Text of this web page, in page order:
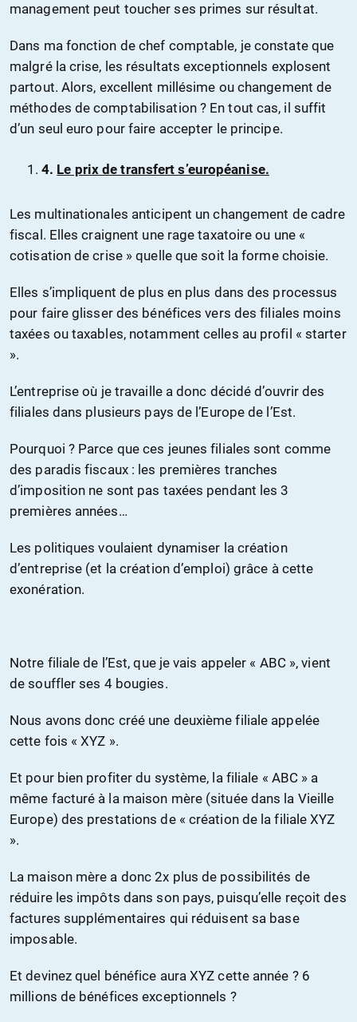
management peut toucher ses primes sur résultat.
Dans ma fonction de chef comptable, je constate que
malgré la crise, les résultats exceptionnels explosent
partout. Alors, excellent millésime ou changement de
méthodes de comptabilisation ? En tout cas, il suffit
d’un seul euro pour faire accepter le principe.
4. Le prix de transfert s’européanise.
Les multinationales anticipent un changement de cadre
fiscal. Elles craignent une rage taxatoire ou une «
cotisation de crise » quelle que soit la forme choisie.
Elles s’impliquent de plus en plus dans des processus
pour faire glisser des bénéfices vers des filiales moins
taxées ou taxables, notamment celles au profil « starter
».
L’entreprise où je travaille a donc décidé d’ouvrir des
filiales dans plusieurs pays de l’Europe de l’Est.
Pourquoi ? Parce que ces jeunes filiales sont comme
des paradis fiscaux : les premières tranches
d’imposition ne sont pas taxées pendant les 3
premières années…
Les politiques voulaient dynamiser la création
d’entreprise (et la création d’emploi) grâce à cette
exonération.
Notre filiale de l’Est, que je vais appeler « ABC », vient
de souffler ses 4 bougies.
Nous avons donc créé une deuxième filiale appelée
cette fois « XYZ ».
Et pour bien profiter du système, la filiale « ABC » a
même facturé à la maison mère (située dans la Vieille
Europe) des prestations de « création de la filiale XYZ
».
La maison mère a donc 2x plus de possibilités de
réduire les impôts dans son pays, puisqu’elle reçoit des
factures supplémentaires qui réduisent sa base
imposable.
Et devinez quel bénéfice aura XYZ cette année ? 6
millions de bénéfices exceptionnels ?